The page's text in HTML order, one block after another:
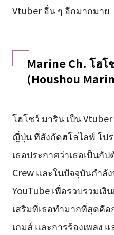
Vtuber อื่น ๆ อีกมากมาย
Marine Ch. โฮโ
(Houshou
โฮโชว์ มาริน เป็น
ญี่ปุ่น ที่สังกัดฮโลไลฟ์ โป
เธอประกาศว่าเธอเป็นกั
Crew และในปัจจุบันกำลั
YouTube เพื่อรวบรวมเงิ
เสริมที่เธอทำมากที่สุดคื
เกมส์ และการร้องเพลง